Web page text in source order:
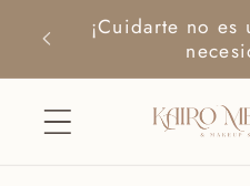
directamente¡Cuidarte no es